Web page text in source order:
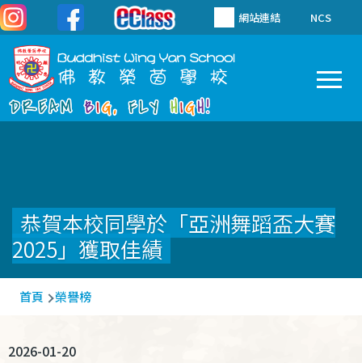
移至主內容 網站連結 NCS
恭賀本校同學於「亞洲舞蹈盃大賽
2025」獲取佳績
導
連
首頁 榮譽榜
2026-01-20